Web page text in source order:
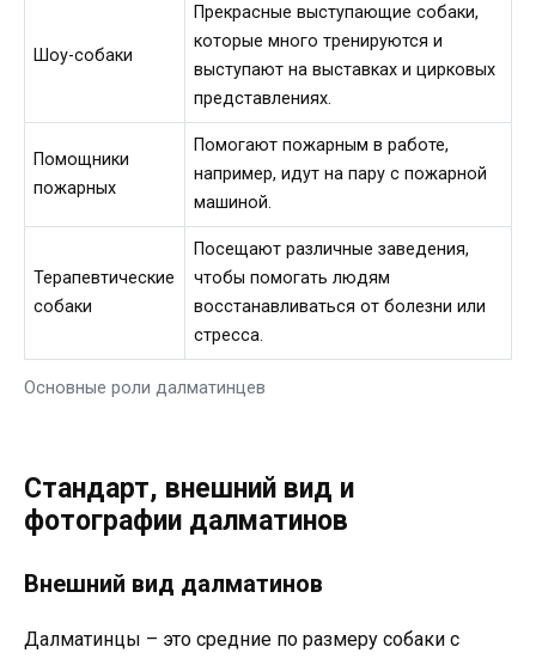
Основные роли далматинцев
Шоу-собаки
Прекрасные выступающие собаки,
которые много тренируются и
выступают на выставках и цирковых
представлениях.
Помощники
пожарных
Помогают пожарным в работе,
например, идут на пару с пожарной
машиной.
Терапевтические
собаки
Посещают различные заведения,
чтобы помогать людям
восстанавливаться от болезни или
стресса.
Стандарт, внешний вид и
фотографии далматинов
Внешний вид далматинов
Далматинцы – это средние по размеру собаки с